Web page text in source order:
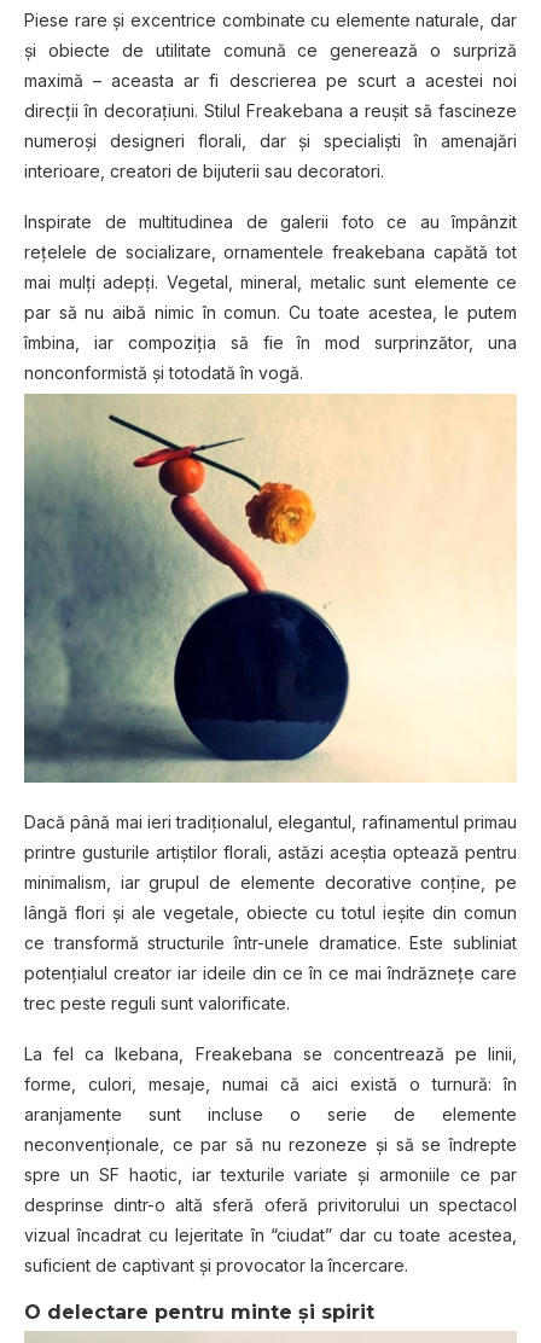
Piese rare şi excentrice combinate cu elemente naturale, dar
şi obiecte de utilitate comună ce generează o surpriză
maximă – aceasta ar fi descrierea pe scurt a acestei noi
direcţii în decoraţiuni. Stilul Freakebana a reuşit să fascineze
numeroşi designeri florali, dar şi specialişti în amenajări
interioare, creatori de bijuterii sau decoratori.
Inspirate de multitudinea de galerii foto ce au împânzit
reţelele de socializare, ornamentele freakebana capătă tot
mai mulţi adepţi. Vegetal, mineral, metalic sunt elemente ce
par să nu aibă nimic în comun. Cu toate acestea, le putem
îmbina, iar compoziţia să fie în mod surprinzător, una
nonconformistă şi totodată în vogă.
Dacă până mai ieri tradiţionalul, elegantul, rafinamentul primau
printre gusturile artiştilor florali, astăzi aceştia optează pentru
minimalism, iar grupul de elemente decorative conţine, pe
lângă flori şi ale vegetale, obiecte cu totul ieşite din comun
ce transformă structurile într-unele dramatice. Este subliniat
potenţialul creator iar ideile din ce în ce mai îndrăzneţe care
trec peste reguli sunt valorificate.
La fel ca Ikebana, Freakebana se concentrează pe linii,
forme, culori, mesaje, numai că aici există o turnură: în
aranjamente sunt incluse o serie de elemente
neconvenţionale, ce par să nu rezoneze şi să se îndrepte
spre un SF haotic, iar texturile variate şi armoniile ce par
desprinse dintr-o altă sferă oferă privitorului un spectacol
vizual încadrat cu lejeritate în “ciudat” dar cu toate acestea,
suficient de captivant şi provocator la încercare.
O delectare pentru minte şi spirit